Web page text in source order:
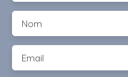
Nom
Email